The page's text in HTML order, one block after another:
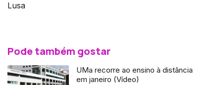
Lusa
Pode também gostar
UMa recorre ao ensino à distância
em janeiro (Vídeo)